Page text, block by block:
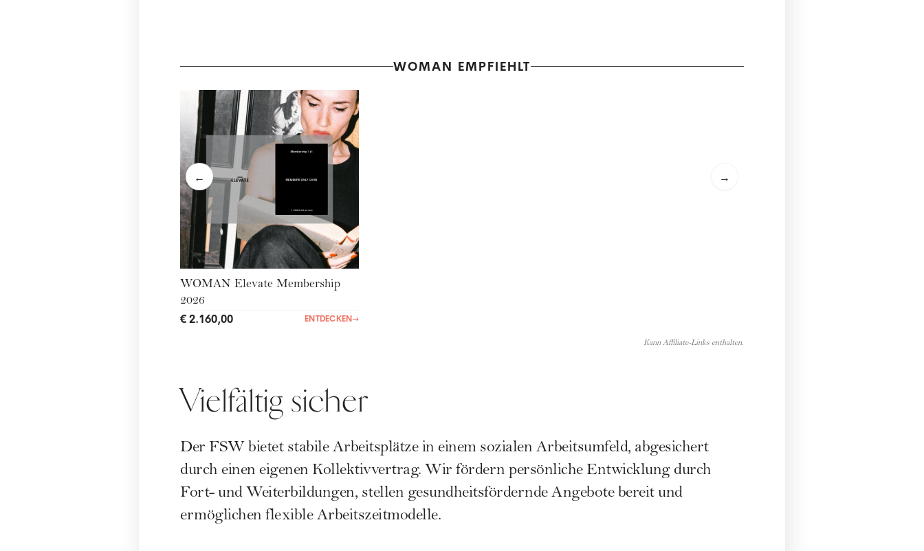
WOMAN EMPFIEHLT
← →
WOMAN Elevate Membership
2026
€ 2.160,00 ENTDECKEN→
Kann Affiliate-Links enthalten.
Vielfältig sicher
Der FSW bietet stabile Arbeitsplätze in einem sozialen Arbeitsumfeld, abgesichert
durch einen eigenen Kollektivvertrag. Wir fördern persönliche Entwicklung durch
Fort- und Weiterbildungen, stellen gesundheitsfördernde Angebote bereit und
ermöglichen flexible Arbeitszeitmodelle.